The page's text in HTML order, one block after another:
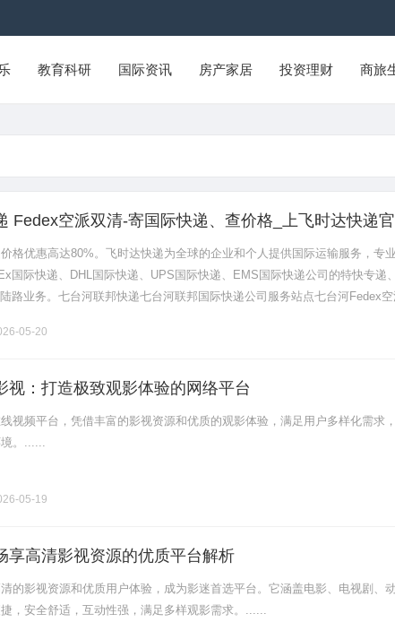
教育科研 国际资讯 房产家居 投资理财 商旅
Fedex空派双清-寄国际快递、查价格_上飞时达快递官
格优惠高达80%。飞时达快递为全球的企业和个人提供国际运输服务，专
国际快递、DHL国际快递、UPS国际快递、EMS国际快递公司的特快专递
路业务。七台河联邦快递七台河联邦国际快递公司服务站点七台河Fedex空
05-20
视：打造极致观影体验的网络平台
视频平台，凭借丰富的影视资源和优质的观影体验，满足用户多样化需求
。......
05-19
享高清影视资源的优质平台解析
的影视资源和优质用户体验，成为影迷首选平台。它涵盖电影、电视剧、
，安全舒适，互动性强，满足多样观影需求。......